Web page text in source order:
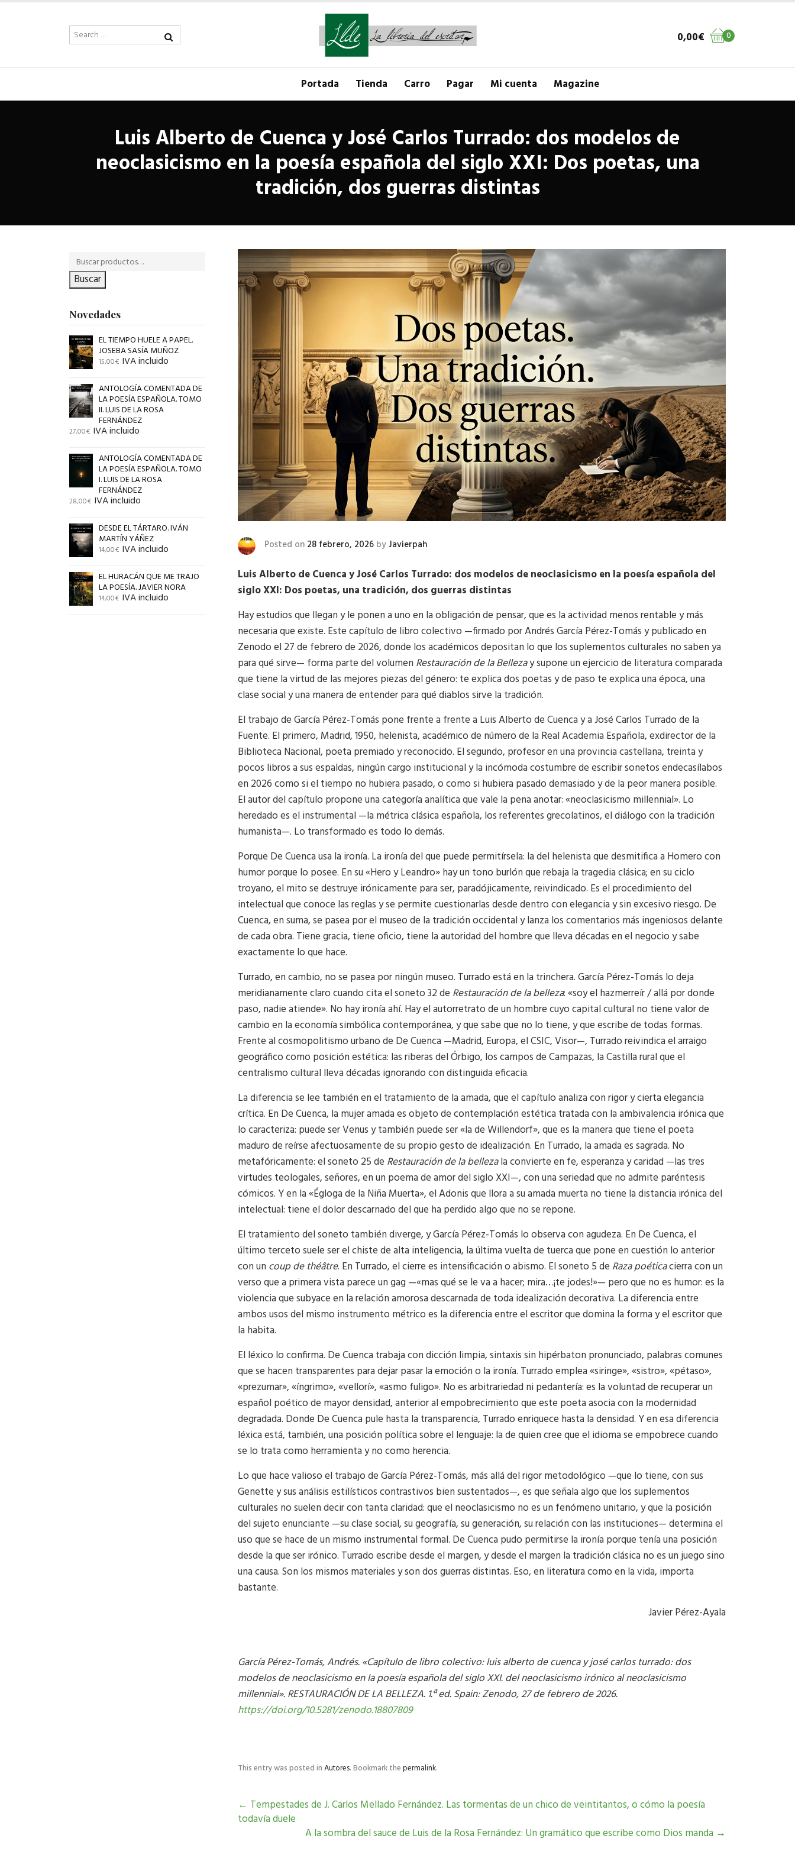
0
0,00€
Portada Tienda Carro Pagar Mi cuenta Magazine
Luis Alberto de Cuenca y José Carlos Turrado: dos modelos de
neoclasicismo en la poesía española del siglo XXI: Dos poetas, una
tradición, dos guerras distintas
Posted on 28 febrero, 2026 byJavierpah
Luis Alberto de Cuenca y José Carlos Turrado: dos modelos de neoclasicismo en la poesía española del
siglo XXI: Dos poetas, una tradición, dos guerras distintas
Hay estudios que llegan y le ponen a uno en la obligación de pensar, que es la actividad menos rentable y más
necesaria que existe. Este capítulo de libro colectivo —firmado por Andrés García Pérez-Tomás y publicado en
Zenodo el 27 de febrero de 2026, donde los académicos depositan lo que los suplementos culturales no saben ya
para qué sirve— forma parte del volumen Restauración de la Bellezay supone un ejercicio de literatura comparada
que tiene la virtud de las mejores piezas del género: te explica dos poetas y de paso te explica una época, una
clase social y una manera de entender para qué diablos sirve la tradición.
El trabajo de García Pérez-Tomás pone frente a frente a Luis Alberto de Cuenca y a José Carlos Turrado de la
Fuente. El primero, Madrid, 1950, helenista, académico de número de la Real Academia Española, exdirector de la
Biblioteca Nacional, poeta premiado y reconocido. El segundo, profesor en una provincia castellana, treinta y
pocos libros a sus espaldas, ningún cargo institucional y la incómoda costumbre de escribir sonetos endecasílabos
en 2026 como si el tiempo no hubiera pasado, o como si hubiera pasado demasiado y de la peor manera posible.
El autor del capítulo propone una categoría analítica que vale la pena anotar: «neoclasicismo millennial». Lo
heredado es el instrumental —la métrica clásica española, los referentes grecolatinos, el diálogo con la tradición
humanista—. Lo transformado es todo lo demás.
Porque De Cuenca usa la ironía. La ironía del que puede permitírsela: la del helenista que desmitifica a Homero con
humor porque lo posee. En su «Hero y Leandro» hay un tono burlón que rebaja la tragedia clásica; en su ciclo
troyano, el mito se destruye irónicamente para ser, paradójicamente, reivindicado. Es el procedimiento del
intelectual que conoce las reglas y se permite cuestionarlas desde dentro con elegancia y sin excesivo riesgo. De
Cuenca, en suma, se pasea por el museo de la tradición occidental y lanza los comentarios más ingeniosos delante
de cada obra. Tiene gracia, tiene oficio, tiene la autoridad del hombre que lleva décadas en el negocio y sabe
exactamente lo que hace.
Turrado, en cambio, no se pasea por ningún museo. Turrado está en la trinchera. García Pérez-Tomás lo deja
meridianamente claro cuando cita el soneto 32 de Restauración de la belleza: «soy el hazmerreír / allá por donde
paso, nadie atiende». No hay ironía ahí. Hay el autorretrato de un hombre cuyo capital cultural no tiene valor de
cambio en la economía simbólica contemporánea, y que sabe que no lo tiene, y que escribe de todas formas.
Frente al cosmopolitismo urbano de De Cuenca —Madrid, Europa, el CSIC, Visor—, Turrado reivindica el arraigo
geográfico como posición estética: las riberas del Órbigo, los campos de Campazas, la Castilla rural que el
centralismo cultural lleva décadas ignorando con distinguida eficacia.
La diferencia se lee también en el tratamiento de la amada, que el capítulo analiza con rigor y cierta elegancia
crítica. En De Cuenca, la mujer amada es objeto de contemplación estética tratada con la ambivalencia irónica que
lo caracteriza: puede ser Venus y también puede ser «la de Willendorf», que es la manera que tiene el poeta
maduro de reírse afectuosamente de su propio gesto de idealización. En Turrado, la amada es sagrada. No
metafóricamente: el soneto 25 de Restauración de la bellezala convierte en fe, esperanza y caridad —las tres
virtudes teologales, señores, en un poema de amor del siglo XXI—, con una seriedad que no admite paréntesis
cómicos. Y en la «Égloga de la Niña Muerta», el Adonis que llora a su amada muerta no tiene la distancia irónica del
intelectual: tiene el dolor descarnado del que ha perdido algo que no se repone.
El tratamiento del soneto también diverge, y García Pérez-Tomás lo observa con agudeza. En De Cuenca, el
último terceto suele ser el chiste de alta inteligencia, la última vuelta de tuerca que pone en cuestión lo anterior
con un coup de théâtre. En Turrado, el cierre es intensificación o abismo. El soneto 5 de Raza poéticacierra con un
verso que a primera vista parece un gag —«mas qué se le va a hacer; mira…¡te jodes!»— pero que no es humor: es la
violencia que subyace en la relación amorosa descarnada de toda idealización decorativa. La diferencia entre
ambos usos del mismo instrumento métrico es la diferencia entre el escritor que domina la forma y el escritor que
la habita.
El léxico lo confirma. De Cuenca trabaja con dicción limpia, sintaxis sin hipérbaton pronunciado, palabras comunes
que se hacen transparentes para dejar pasar la emoción o la ironía. Turrado emplea «siringe», «sistro», «pétaso»,
«prezumar», «íngrimo», «vellorí», «asmo fuligo». No es arbitrariedad ni pedantería: es la voluntad de recuperar un
español poético de mayor densidad, anterior al empobrecimiento que este poeta asocia con la modernidad
degradada. Donde De Cuenca pule hasta la transparencia, Turrado enriquece hasta la densidad. Y en esa diferencia
léxica está, también, una posición política sobre el lenguaje: la de quien cree que el idioma se empobrece cuando
se lo trata como herramienta y no como herencia.
Lo que hace valioso el trabajo de García Pérez-Tomás, más allá del rigor metodológico —que lo tiene, con sus
Genette y sus análisis estilísticos contrastivos bien sustentados—, es que señala algo que los suplementos
culturales no suelen decir con tanta claridad: que el neoclasicismo no es un fenómeno unitario, y que la posición
del sujeto enunciante —su clase social, su geografía, su generación, su relación con las instituciones— determina el
uso que se hace de un mismo instrumental formal. De Cuenca pudo permitirse la ironía porque tenía una posición
desde la que ser irónico. Turrado escribe desde el margen, y desde el margen la tradición clásica no es un juego sino
una causa. Son los mismos materiales y son dos guerras distintas. Eso, en literatura como en la vida, importa
bastante.
Javier Pérez-Ayala
García Pérez-Tomás, Andrés.«Capítulo de libro colectivo: luis alberto de cuenca y josé carlos turrado: dos
modelos de neoclasicismo en la poesía española del siglo XXI. del neoclasicismo irónico al neoclasicismo
millennial». RESTAURACIÓN DE LA BELLEZA. 1.ª ed. Spain: Zenodo, 27 de febrero de 2026.
https://doi.org/10.5281/zenodo.18807809
This entry was posted inAutores. Bookmark thepermalink.
← Tempestades de J. Carlos Mellado Fernández. Las tormentas de un chico de veintitantos, o cómo la poesía
todavía duele
A la sombra del sauce de Luis de la Rosa Fernández: Un gramático que escribe como Dios manda →
Buscar
Novedades
EL TIEMPO HUELE A PAPEL.
JOSEBA SASÍA MUÑOZ
15,00€ IVA incluido
ANTOLOGÍA COMENTADA DE
LA POESÍA ESPAÑOLA. TOMO
II. LUIS DE LA ROSA
FERNÁNDEZ
27,00€ IVA incluido
ANTOLOGÍA COMENTADA DE
LA POESÍA ESPAÑOLA. TOMO
I. LUIS DE LA ROSA
FERNÁNDEZ
28,00€ IVA incluido
DESDE EL TÁRTARO. IVÁN
MARTÍN YÁÑEZ
14,00€ IVA incluido
EL HURACÁN QUE ME TRAJO
LA POESÍA. JAVIER NORA
14,00€ IVA incluido